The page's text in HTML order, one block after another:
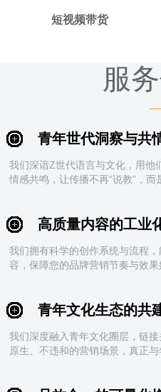
短视频带货
服
青年世代洞察与共
我们深谙Z世代语言与文化，用他
情感共鸣，让传播不再“说教”，而
高质量内容的工业
我们拥有科学的创作系统与流程
容，保障您的品牌营销节奏与效果
青年文化生态的共
我们深度融入青年文化圈层，链
原生、不违和的营销场景，真正与